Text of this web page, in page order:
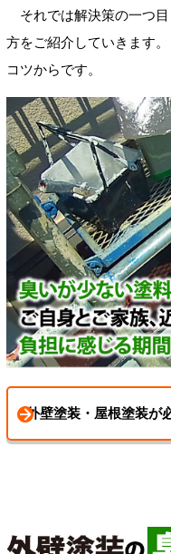
それでは解決策の一つ
方をご紹介していきます
コツからです。
外壁塗装・屋根塗装が